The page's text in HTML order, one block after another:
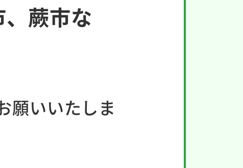
蕨市な
願いいたしま